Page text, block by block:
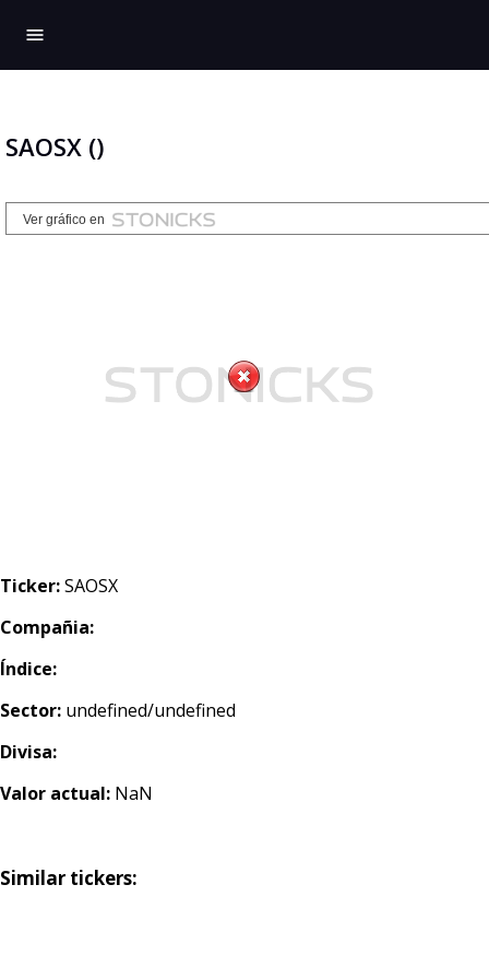
menu
SAOSX ()
Ticker:SAOSX
Compañia:
Índice:
Sector: undefined/undefined
Divisa:
Valor actual: NaN
Similar tickers: